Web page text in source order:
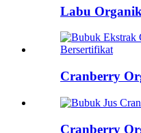
Labu
Cranberry
Cranberry